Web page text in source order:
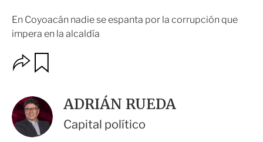
En Coyoacán nadie se espanta por la corrupción que
impera en la alcaldía
O
p
o
n
e
s
a
r
ADRIÁN RUEDA
Capital político